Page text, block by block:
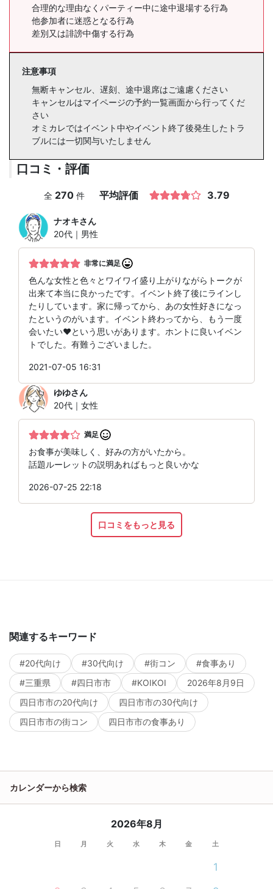
合理的な理由なくパーティー中に途中退場する行為
他参加者に迷惑となる行為
差別又は誹謗中傷する行為
注意事項
無断キャンセル、遅刻、途中退席はご遠慮ください
キャンセルはマイページの予約一覧画面から行ってくだ
さい
オミカレではイベント中やイベント終了後発生したトラ
ブルには一切関与いたしません
口コミ・評価
全 270 件 平均評価 3.79
ナオキさん
20代｜男性
非常に満足
色んな女性と色々とワイワイ盛り上がりながらトークが
出来て本当に良かったです。イベント終了後にラインし
たりしています。家に帰ってから、あの女性好きになっ
たというのがいます。イベント終わってから、もう一度
会いたい❤という思いがあります。ホントに良いイベン
トでした。有難うございました。
2021-07-05 16:31
ゆゆさん
20代｜女性
満足
お食事が美味しく、好みの方がいたから。
話題ルーレットの説明あればもっと良いかな
2026-07-25 22:18
口コミをもっと見る
関連するキーワード
#20代向け #30代向け #街コン
#食事あり
#三重県
#四日市市 #KOIKOI
2026年8月9日
四日市市の20代向け
四日市市の30代向け
四日市市の街コン
四日市市の食事あり
カレンダーから検索
2026年8月
日 月 火 水 木 金 土
1